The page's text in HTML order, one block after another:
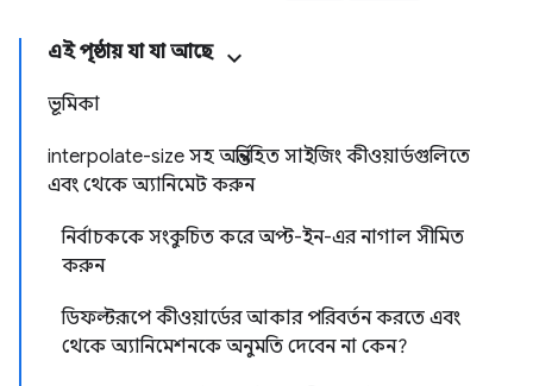
এই পৃষ্ঠায় যা যা আছে
ভূমিকা
interpolate-size সহ অন্তর্নিহিত সাইজিং কীওয়ার্ডগুলিতে
এবং থেকে অ্যানিমেট করুন
নির্বাচককে সংকুচিত করে অপ্ট-ইন-এর নাগাল সীমিত
করুন
ডিফল্টরূপে কীওয়ার্ডের আকার পরিবর্তন করতে এবং
থেকে অ্যানিমেশনকে অনুমতি দেবেন না কেন?